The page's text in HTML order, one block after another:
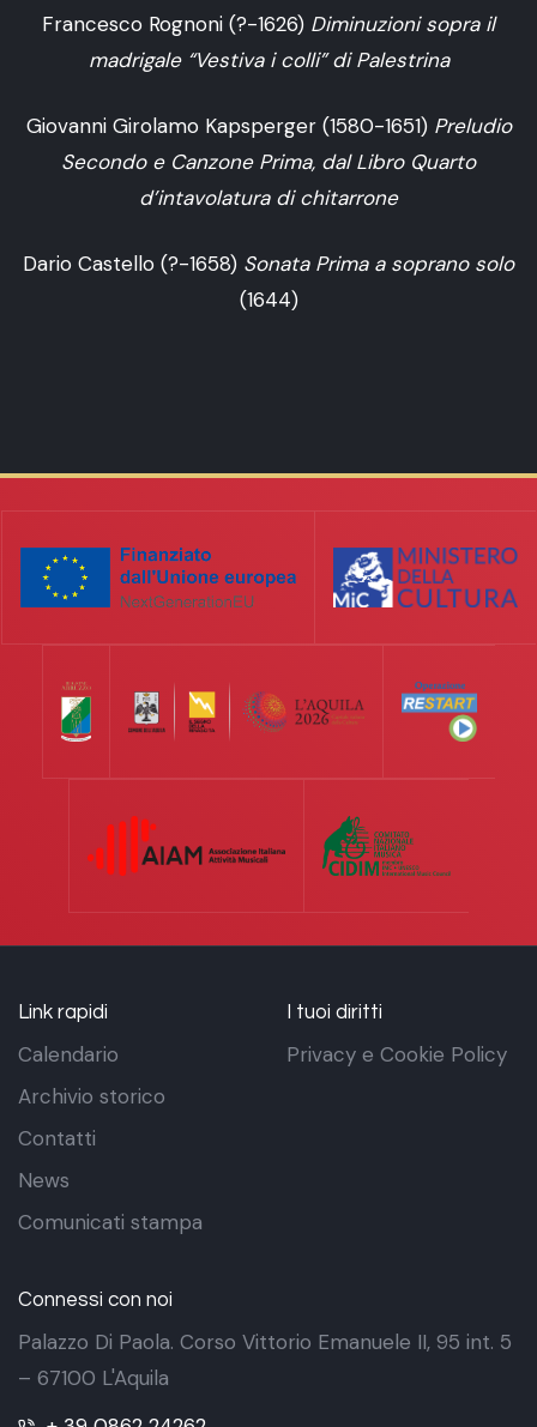
Francesco Rognoni (?-1626) Diminuzioni sopra il
madrigale “Vestiva i colli” di Palestrina
Giovanni Girolamo Kapsperger (1580-1651) Preludio
Secondo e Canzone Prima, dal Libro Quarto
d’intavolatura di chitarrone
Dario Castello (?-1658) Sonata Prima a soprano solo
(1644)
Link rapidi
Calendario
Archivio storico
Contatti
News
Comunicati stampa
I tuoi diritti
Privacy e Cookie Policy
Connessi con noi
Palazzo Di Paola. Corso Vittorio Emanuele II, 95 int. 5
– 67100 L'Aquila